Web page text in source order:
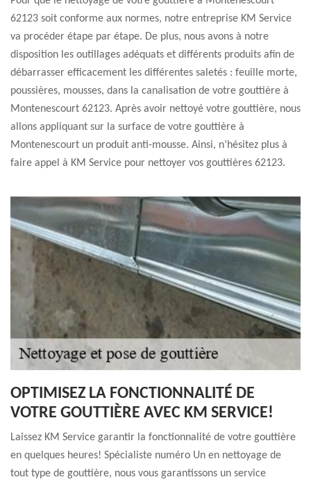
62123 soit conforme aux normes, notre entreprise KM Service
va procéder étape par étape. De plus, nous avons à notre
disposition les outillages adéquats et différents produits afin de
débarrasser efficacement les différentes saletés : feuille morte,
poussières, mousses, dans la canalisation de votre gouttière à
Montenescourt 62123. Après avoir nettoyé votre gouttière, nous
allons appliquant sur la surface de votre gouttière à
Montenescourt un produit anti-mousse. Ainsi, n’hésitez plus à
faire appel à KM Service pour nettoyer vos gouttières 62123.
OPTIMISEZ LA FONCTIONNALITÉ DE
VOTRE GOUTTIÈRE AVEC KM SERVICE!
Laissez KM Service garantir la fonctionnalité de votre gouttière
en quelques heures! Spécialiste numéro Un en nettoyage de
tout type de gouttière, nous vous garantissons un service